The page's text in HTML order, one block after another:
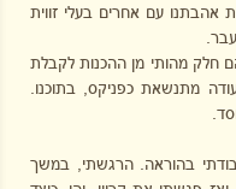
אהבתנו עם אחרים בעלי זווית
חלק מהותי מן ההכנות לקבלת
מתנשאת כפניקס, בתוכנו.
בהוראה. הרגשתי, במשך